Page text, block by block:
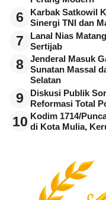
6
Karbak Satkowil
Sinergi TNI dan
7
Lanal Nias
Sertijab
8
Jenderal Masuk
Sunatan Massal
Selatan
9
Diskusi Publik
Reformasi Total
10 Kodim 1714/
di Kota Mulia,